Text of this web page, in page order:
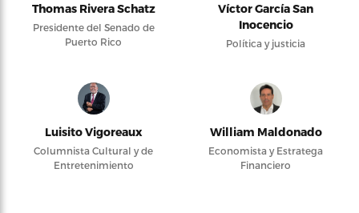
Thomas Rivera Schatz
Presidente del Senado de
Puerto Rico
Víctor García San
Inocencio
Política y justicia
Luisito Vigoreaux
Columnista Cultural y de
Entretenimiento
William Maldonado
Economista y Estratega
Financiero